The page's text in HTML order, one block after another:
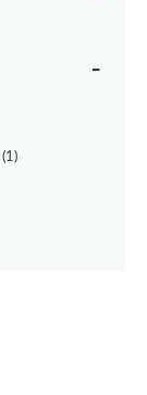
(1)